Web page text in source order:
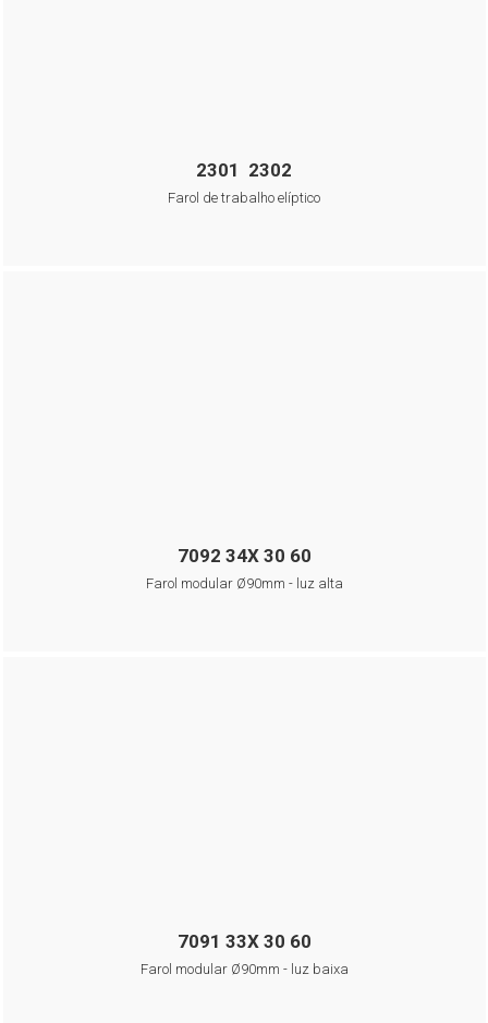
2301 2302
Farol de trabalho elíptico
7092 34X 30 60
Farol modular Ø90mm - luz alta
7091 33X 30 60
Farol modular Ø90mm - luz baixa